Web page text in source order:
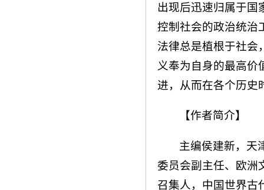
出现后迅速归属于国
控制社会的政治统治
法律总是植根于社会
义奉为自身的最高价
进，从而在各个历史
【作者简介】
主编侯建新，天
委员会副主任、欧洲
召集人，中国世界古